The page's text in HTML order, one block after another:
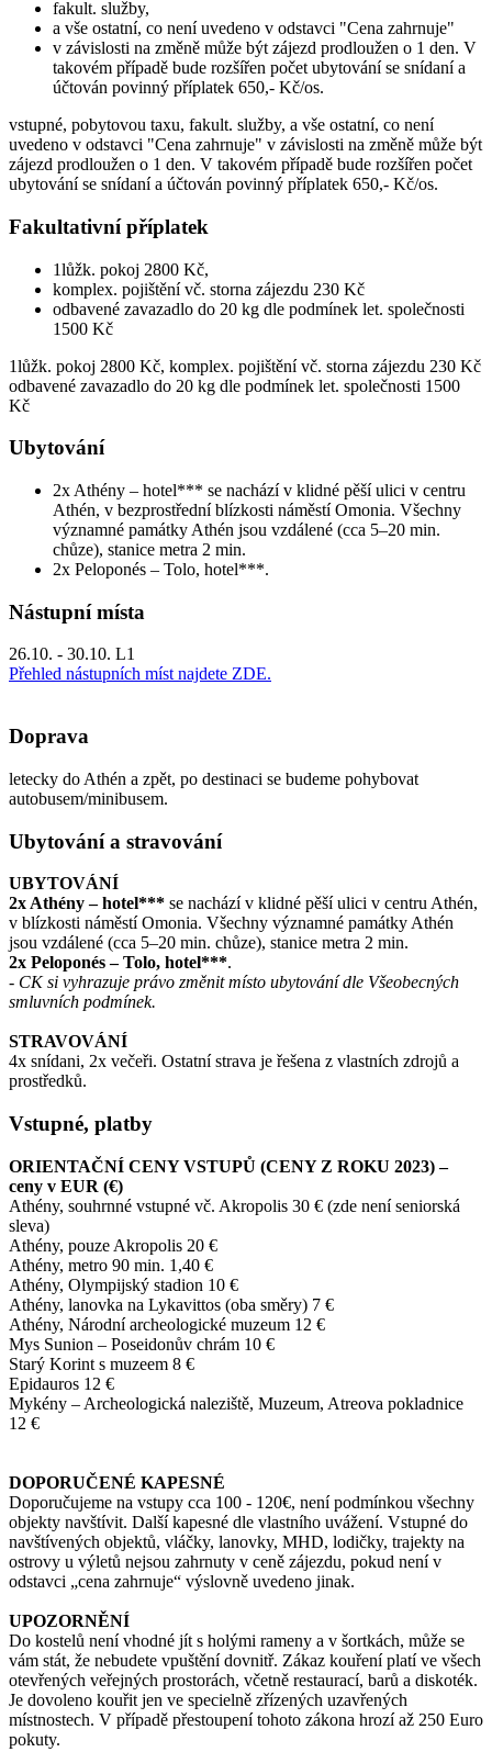
fakult. služby,
a vše ostatní, co není uvedeno v odstavci "Cena zahrnuje"
v závislosti na změně může být zájezd prodloužen o 1 den. V
takovém případě bude rozšířen počet ubytování se snídaní a
účtován povinný příplatek 650,- Kč/os.
vstupné, pobytovou taxu, fakult. služby, a vše ostatní, co není
uvedeno v odstavci "Cena zahrnuje" v závislosti na změně může být
zájezd prodloužen o 1 den. V takovém případě bude rozšířen počet
ubytování se snídaní a účtován povinný příplatek 650,- Kč/os.
Fakultativní příplatek
1lůžk. pokoj 2800 Kč,
komplex. pojištění vč. storna zájezdu 230 Kč
odbavené zavazadlo do 20 kg dle podmínek let. společnosti
1500 Kč
1lůžk. pokoj 2800 Kč, komplex. pojištění vč. storna zájezdu 230 Kč
odbavené zavazadlo do 20 kg dle podmínek let. společnosti 1500
Kč
Ubytování
2x Athény – hotel*** se nachází v klidné pěší ulici v centru
Athén, v bezprostřední blízkosti náměstí Omonia. Všechny
významné památky Athén jsou vzdálené (cca 5–20 min.
chůze), stanice metra 2 min.
2x Peloponés – Tolo, hotel***.
Nástupní místa
26.10. - 30.10. L1
Přehled nástupních míst najdete ZDE.
Doprava
letecky do Athén a zpět, po destinaci se budeme pohybovat
autobusem/minibusem.
Ubytování a stravování
UBYTOVÁNÍ
2x Athény – hotel*** se nachází v klidné pěší ulici v centru Athén,
v blízkosti náměstí Omonia. Všechny významné památky Athén
jsou vzdálené (cca 5–20 min. chůze), stanice metra 2 min.
2x Peloponés – Tolo, hotel***.
- CK si vyhrazuje právo změnit místo ubytování dle Všeobecných
smluvních podmínek.
STRAVOVÁNÍ
4x snídani, 2x večeři. Ostatní strava je řešena z vlastních zdrojů a
prostředků.
Vstupné, platby
ORIENTAČNÍ CENY VSTUPŮ (CENY Z ROKU 2023) –
ceny v EUR (€)
Athény, souhrnné vstupné vč. Akropolis 30 € (zde není seniorská
sleva)
Athény, pouze Akropolis 20 €
Athény, metro 90 min. 1,40 €
Athény, Olympijský stadion 10 €
Athény, lanovka na Lykavittos (oba směry) 7 €
Athény, Národní archeologické muzeum 12 €
Mys Sunion – Poseidonův chrám 10 €
Starý Korint s muzeem 8 €
Epidauros 12 €
Mykény – Archeologická naleziště, Muzeum, Atreova pokladnice
12 €
DOPORUČENÉ KAPESNÉ
Doporučujeme na vstupy cca 100 - 120€, není podmínkou všechny
objekty navštívit. Další kapesné dle vlastního uvážení. Vstupné do
navštívených objektů, vláčky, lanovky, MHD, lodičky, trajekty na
ostrovy u výletů nejsou zahrnuty v ceně zájezdu, pokud není v
odstavci „cena zahrnuje“ výslovně uvedeno jinak.
UPOZORNĚNÍ
Do kostelů není vhodné jít s holými rameny a v šortkách, může se
vám stát, že nebudete vpuštění dovnitř. Zákaz kouření platí ve všech
otevřených veřejných prostorách, včetně restaurací, barů a diskoték.
Je dovoleno kouřit jen ve specielně zřízených uzavřených
místnostech. V případě přestoupení tohoto zákona hrozí až 250 Euro
pokuty.